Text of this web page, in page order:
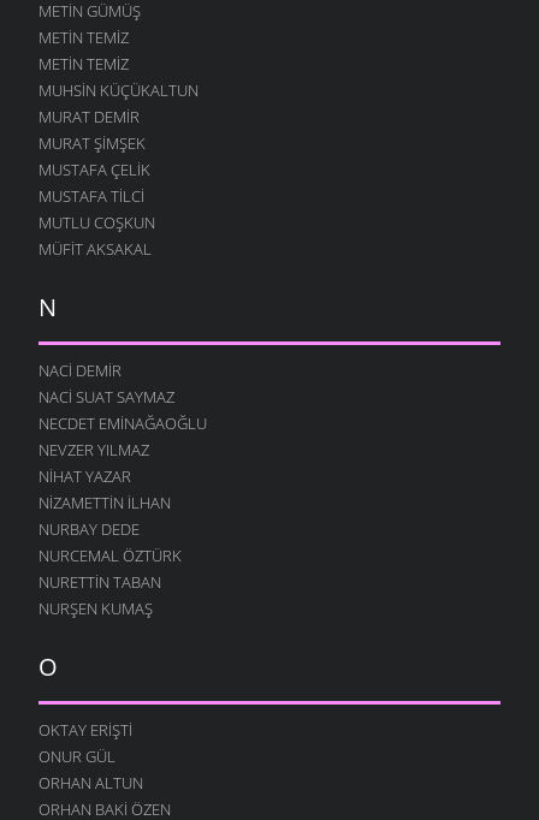
METIN GÜMÜŞ
METIN TEMIZ
METIN TEMIZ
MUHSIN KÜÇÜKALTUN
MURAT DEMIR
MURAT ŞIMŞEK
MUSTAFA ÇELIK
MUSTAFA TILCI
MUTLU COŞKUN
MÜFIT AKSAKAL
N
NACI DEMIR
NACI SUAT SAYMAZ
NECDET EMINAĞAOĞLU
NEVZER YILMAZ
NIHAT YAZAR
NIZAMETTIN İLHAN
NURBAY DEDE
NURCEMAL ÖZTÜRK
NURETTIN TABAN
NURŞEN KUMAŞ
O
OKTAY ERIŞTI
ONUR GÜL
ORHAN ALTUN
ORHAN BAKI ÖZEN